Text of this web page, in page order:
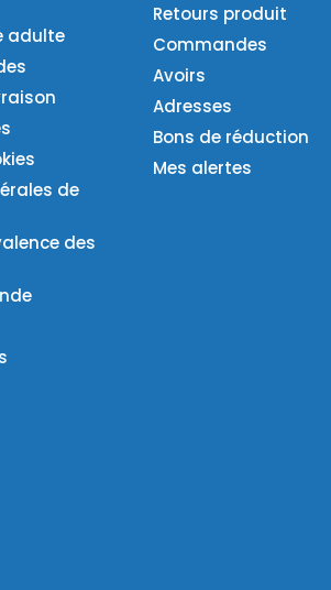
adulte
de
des
Retours produit
Commandes
Avoirs
Adresses
Bons de réduction
Mes alertes